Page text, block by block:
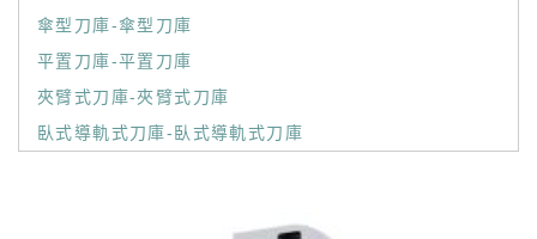
傘型刀庫-傘型刀庫
平置刀庫-平置刀庫
夾臂式刀庫-夾臂式刀庫
臥式導軌式刀庫-臥式導軌式刀庫